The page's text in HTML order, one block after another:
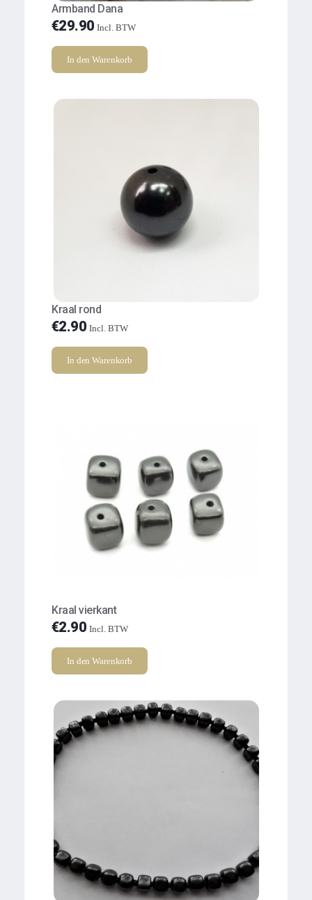
Armband Dana
€29.90 Incl. BTW
In den Warenkorb
Kraal rond
€2.90 Incl. BTW
In den Warenkorb
Kraal vierkant
€2.90 Incl. BTW
In den Warenkorb